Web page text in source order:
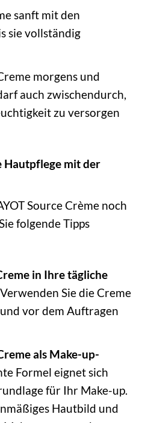
sanft mit den
sie vollständig
morgens und
auch zwischendurch,
zu versorgen
Hautpflege mit der
Source Crème noch
folgende Tipps
in Ihre tägliche
Verwenden Sie die Creme
vor dem Auftragen
als Make-up-
Formel eignet sich
für Ihr Make-up.
Hautbild und